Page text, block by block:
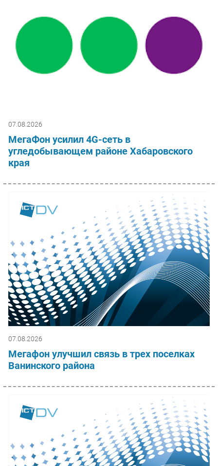
07.08.2026
МегаФон усилил 4G-сеть в
угледобывающем районе Хабаровского
края
07.08.2026
Мегафон улучшил связь в трех поселках
Ванинского района